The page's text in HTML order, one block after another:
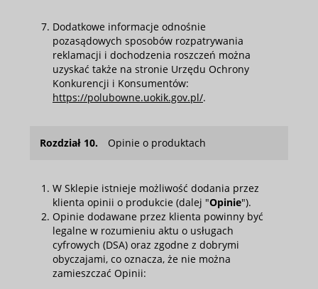
Dodatkowe informacje odnośnie
pozasądowych sposobów rozpatrywania
reklamacji i dochodzenia roszczeń można
uzyskać także na stronie Urzędu Ochrony
Konkurencji i Konsumentów:
https://polubowne.uokik.gov.pl/.
Rozdział 10. Opinie o produktach
W Sklepie istnieje możliwość dodania przez
klienta opinii o produkcie (dalej "Opinie").
Opinie dodawane przez klienta powinny być
legalne w rozumieniu aktu o usługach
cyfrowych (DSA) oraz zgodne z dobrymi
obyczajami, co oznacza, że nie można
zamieszczać Opinii: